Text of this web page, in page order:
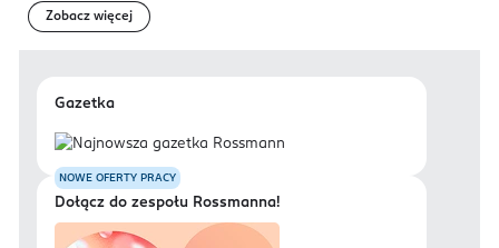
Zobacz więcej
Gazetka
NOWE OFERTY PRACY
Dołącz do zespołu Rossmanna!